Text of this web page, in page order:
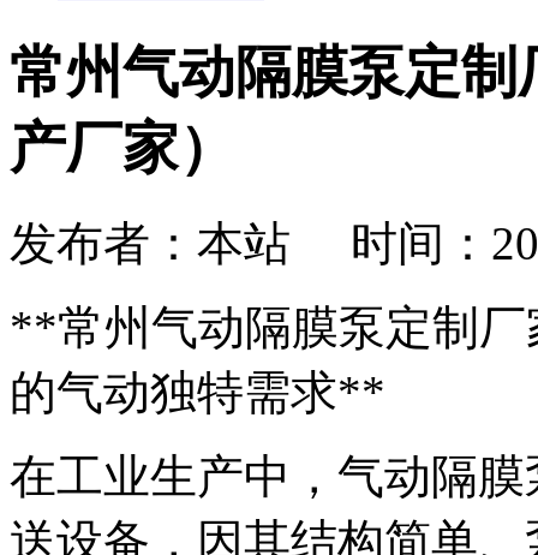
常州气动隔膜泵定
产厂家）
发布者：本站 时间：
**常州气动隔膜泵定制
的气动独特需求**
在工业生产中，气动隔
送设备，因其结构简单